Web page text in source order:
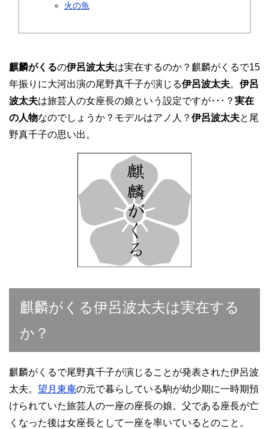
火の魚
麒麟がくるの伊呂波太夫は実在するのか？麒麟がくるで15
年振りに大河出演の尾野真千子が演じる伊呂波太夫。 伊呂
波太夫は旅芸人の女座長の娘という設定ですが･･･？ 実在
の人物なのでしょうか？モデルはアノ人？ 伊呂波太夫と尾
野真千子の思い出。
麒麟がくる伊呂波太夫は実在する
か？
麒麟がくるで尾野真千子が演じることが発表された伊呂波
太夫。 望月東庵の元で暮らしている駒が幼少期に一時期預
けられていた旅芸人の一座の座長の娘。父である座長が亡
くなった後は女座長として一座を率いているとのこと。